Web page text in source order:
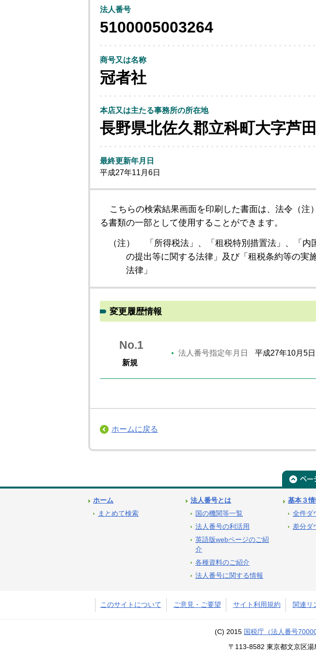
法人番号
5100005003264
商号又は名称
冠者社
本店又は主たる事務所の所在地
長野県北佐久郡立科町大字芦
最終更新年月日
平成27年11月6日
こちらの検索結果画面を印刷した書面は、法令（
る書類の一部として使用することができます。
（注）
「所得税法」、「租税特別措置法」、「
の提出等に関する法律」及び「租税条約等の実
法律」
変更履歴情報
No.1
新規
法人番号指定年月日 平成27年10月5日
ホームに戻る
ホーム
まとめて検索
法人番号とは
国の機関等一覧
法人番号の利活用
英語版webページのご紹
介
各種資料のご紹介
法人番号に関する情報
基本３
全件ダ
差分ダ
このサイトについて ご意見・ご要望 サイト利用規約 関連リ
(C) 2015 国税庁（法人番号
〒113-8582 東京都文京区